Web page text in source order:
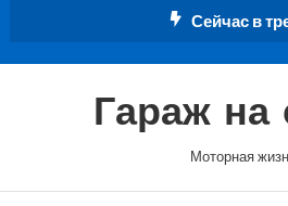
Сейчас в
Гараж на
Моторная